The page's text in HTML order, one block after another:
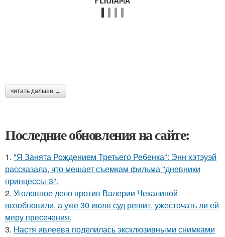
читать дальше →
Последние обновления на сайте:
1. "Я Занята Рождением Третьего Ребенка": Энн хэтэуэй
рассказала, что мешает съемкам фильма "дневники
принцессы-3".
2. Уголовное дело против Валерии Чекалиной
возобновили, а уже 30 июля суд решит, ужесточать ли ей
меру пресечения.
3. Настя ивлеева поделилась эксклюзивными снимками